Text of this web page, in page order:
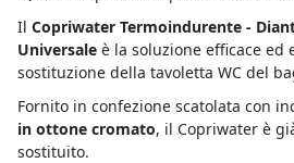
Il Copriwater Termoindurente -
Universaleè la soluzione efficace ed
sostituzione della tavoletta WC del
Fornito in confezione scatolata con
in ottone cromato, il Copriwater è
sostituito.